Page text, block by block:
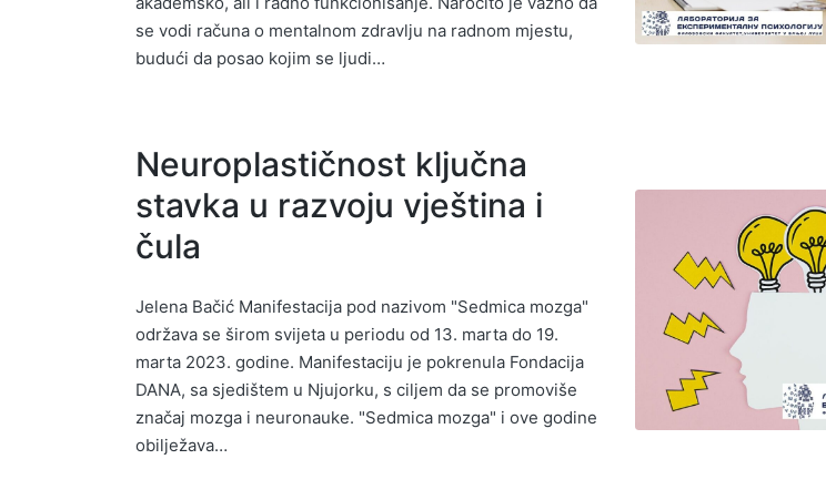
se vodi računa o mentalnom zdravlju na radnom mjestu,
budući da posao kojim se ljudi…
Neuroplastičnost ključna
stavka u razvoju vještina i
čula
Jelena Bačić Manifestacija pod nazivom "Sedmica mozga"
održava se širom svijeta u periodu od 13. marta do 19.
marta 2023. godine. Manifestaciju je pokrenula Fondacija
DANA, sa sjedištem u Njujorku, s ciljem da se promoviše
značaj mozga i neuronauke. "Sedmica mozga" i ove godine
obilježava…